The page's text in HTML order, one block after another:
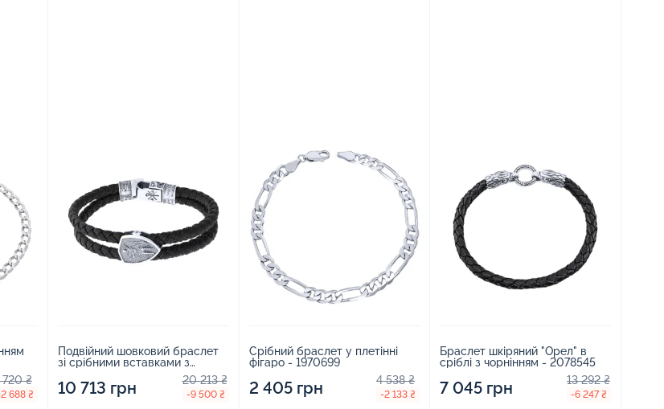
720 ₴
688 ₴
Подвійний шовковий браслет
зі срібними вставками з
Архангелом Михаїлом та
чорнінням - 2149182
10 713 грн 20 213 ₴
-9 500 ₴
Срібний браслет у плетінні
фігаро - 1970699
2 405 грн 4 538 ₴
-2 133 ₴
Браслет шкіряний "Орел" в
сріблі з чорнінням - 2078545
7 045 грн 13 292 ₴
-6 247 ₴